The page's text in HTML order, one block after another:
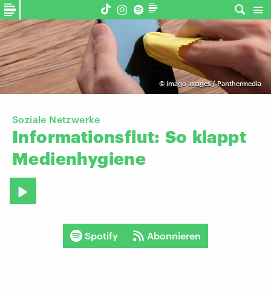
© imago images / Panthermedia
Soziale Netzwerke
Informationsflut: So klappt
Medienhygiene
Spotify Abonnieren